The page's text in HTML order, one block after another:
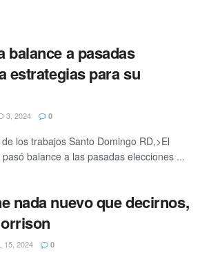
balance a pasadas
estrategias para su
3, 2024 0
los trabajos Santo Domingo RD,>El
balance a las pasadas elecciones ...
nada nuevo que decirnos,
15, 2024 0